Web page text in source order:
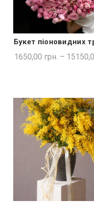
ШВИДКА
Букет піоновидних
1650,00 грн. –